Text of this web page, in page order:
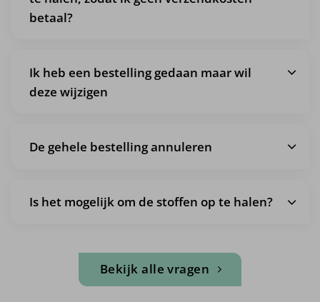
betaal?
Ik heb een bestelling gedaan maar wil
deze wijzigen
De gehele bestelling annuleren
Is het mogelijk om de stoffen op te halen?
Bekijk alle vragen